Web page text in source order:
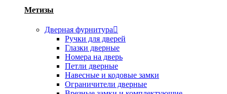
Метизы
Дверная фурнитура
Ручки для дверей
Глазки дверные
Номера на дверь
Петли дверные
Навесные и кодовые замки
Ограничители дверные